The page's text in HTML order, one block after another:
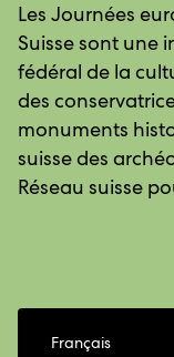
Les Journées
Suisse sont une
fédéral de la
des
monuments
suisse des
Réseau suisse
Français